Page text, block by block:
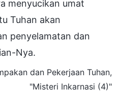
menyucikan umat
Tuhan akan
penyelamatan dan
Nya.
dan Pekerjaan Tuhan,
"Misteri Inkarnasi (4)"